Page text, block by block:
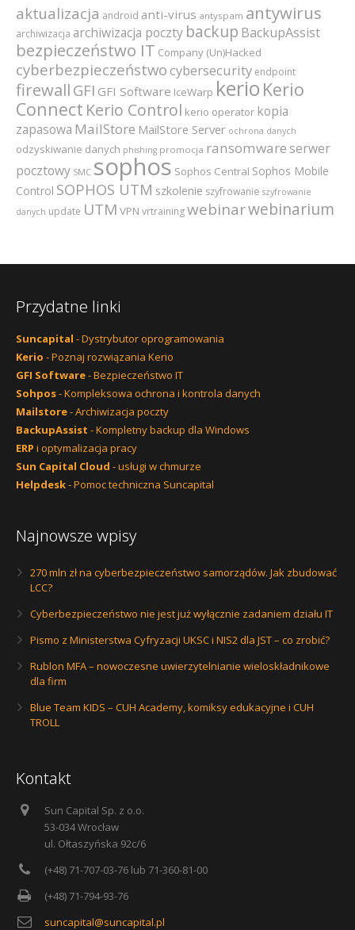
aktualizacja android anti-virus antyspam antywirus
archiwizacja archiwizacja poczty backup BackupAssist
bezpieczeństwo IT Company (Un)Hacked
cyberbezpieczeństwocybersecurity endpoint
firewall GFI GFI Software IceWarp kerio Kerio
Connect Kerio Control kerio operator kopia
zapasowa MailStore MailStore Server ochrona danych
odzyskiwanie danych phishing promocja ransomware serwer
pocztowy SMC sophos Sophos Central Sophos Mobile
Control SOPHOS UTM szkolenie szyfrowanie szyfrowanie
danych update UTM VPN vrtrainingwebinarwebinarium
Przydatne linki
Suncapital - Dystrybutor oprogramowania
Kerio - Poznaj rozwiązania Kerio
GFI Software- Bezpieczeństwo IT
Sohpos- Kompleksowa ochrona i kontrola danych
Mailstore- Archiwizacja poczty
BackupAssist - Kompletny backup dla Windows
ERP i optymalizacja pracy
Sun Capital Cloud - usługi w chmurze
Helpdesk- Pomoc techniczna Suncapital
Najnowsze wpisy
270 mln zł na cyberbezpieczeństwo samorządów. Jak zbudować
LCC?
Cyberbezpieczeństwo nie jest już wyłącznie zadaniem działu IT
Pismo z Ministerstwa Cyfryzacji UKSC i NIS2 dla JST – co zrobić?
Rublon MFA – nowoczesne uwierzytelnianie wieloskładnikowe
dla firm
Blue Team KIDS – CUH Academy, komiksy edukacyjne i CUH
TROLL
Kontakt
Sun Capital Sp. z o.o.
53-034 Wrocław
ul. Ołtaszyńska 92c/6
(+48) 71-707-03-76 lub 71-360-81-00
(+48) 71-794-93-76
suncapital@suncapital.pl